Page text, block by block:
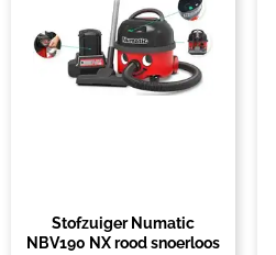
Stofzuiger Numatic
NBV190 NX rood snoerloos